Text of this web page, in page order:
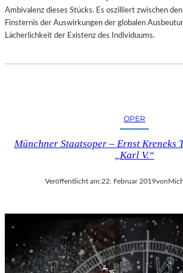
Ambivalenz dieses Stücks. Es oszilliert zwischen
Finsternis der Auswirkungen der globalen
Lächerlichkeit der Existenz des Individuums.
OPER
Münchner Staatsoper – Ernst Kreneks
„Karl V.“
Veröffentlicht am:22. Februar 2019von